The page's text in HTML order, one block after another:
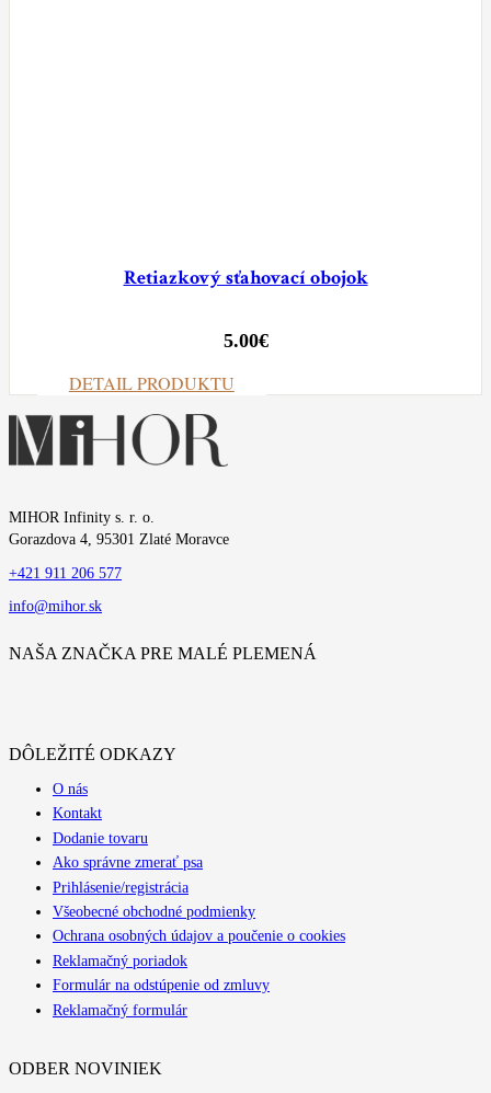
Retiazkový sťahovací obojok
5.00€
DETAIL PRODUKTU
MIHOR Infinity s. r. o.
Gorazdova 4, 95301 Zlaté Moravce
+421 911 206 577
info@mihor.sk
NAŠA ZNAČKA PRE MALÉ PLEMENÁ
DÔLEŽITÉ ODKAZY
O nás
Kontakt
Dodanie tovaru
Ako správne zmerať psa
Prihlásenie/registrácia
Všeobecné obchodné podmienky
Ochrana osobných údajov a poučenie o cookies
Reklamačný poriadok
Formulár na odstúpenie od zmluvy
Reklamačný formulár
ODBER NOVINIEK